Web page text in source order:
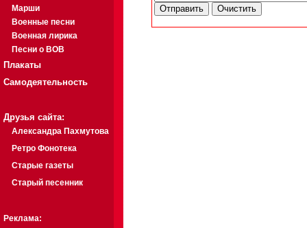
Марши
Военные песни
Военная лирика
Песни о ВОВ
Плакаты
Самодеятельность
Друзья сайта:
Александра Пахмутова
Ретро Фонотека
Старые газеты
Старый песенник
Реклама: